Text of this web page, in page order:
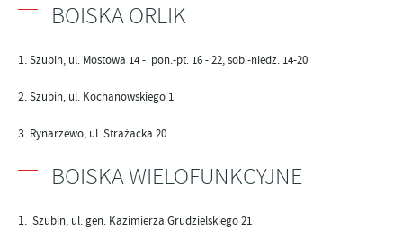
BOISKA ORLIK
Szubin, ul. Mostowa 14 - pon.-pt. 16 - 22, sob.-niedz. 14-20
Szubin, ul. Kochanowskiego 1
Rynarzewo, ul. Strażacka 20
BOISKA WIELOFUNKCYJNE
Szubin, ul. gen. Kazimierza Grudzielskiego 21